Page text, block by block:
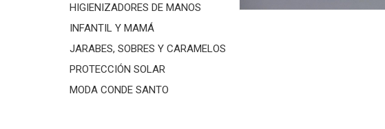
HIGIENIZADORES DE MANOS
INFANTIL Y MAMÁ
JARABES, SOBRES Y CARAMELOS
PROTECCIÓN SOLAR
MODA CONDE SANTO